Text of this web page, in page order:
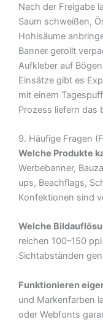
Nach der Freigabe
Saum schweißen,
Hohlsäume
Banner gerollt
Aufkleber auf
Einsätze gibt es
mit einem
Prozess liefern das
9. Häufige Fragen
Welche Produkte
Werbebanner,
ups, Beachflags,
Konfektionen sind
Welche
reichen 100–150
Sichtabständen
Funktionieren
und Markenfarben
oder Webfonts